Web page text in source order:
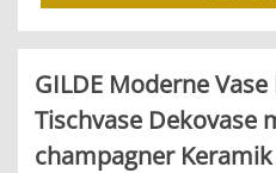
GILDE Moderne
Tischvase Dekovase
champagner